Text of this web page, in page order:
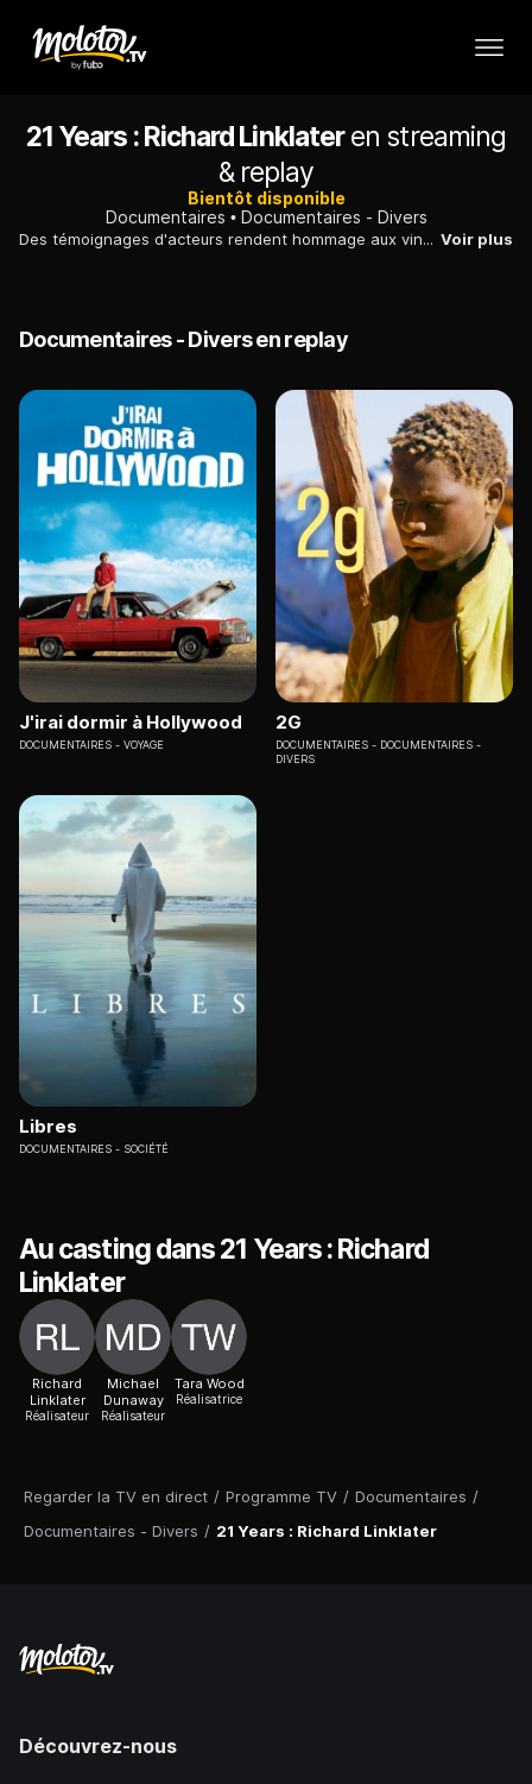
Regarder la TV en direct / Programme TV / Documentaires /
Documentaires - Divers / 21 Years : Richard Linklater
21 Years : Richard Linklateren streaming
& replay
Bientôt disponible
Documentaires
Documentaires - Divers
Des témoignages d'acteurs rendent hommage aux vingt-et-une premières années de création du réalisateur américain Richard Linklater. Voir plus
Documentaires - Divers en replay
J'irai dormir à Hollywood
DOCUMENTAIRES VOYAGE
2G
DOCUMENTAIRES
DOCUMENTAIRES -
DIVERS
Libres
DOCUMENTAIRES SOCIÉTÉ
Au casting dans 21 Years : Richard
Linklater
Richard
Linklater
Réalisateur
Michael
Dunaway
Réalisateur
Tara Wood
Réalisatrice
Découvrez-nous